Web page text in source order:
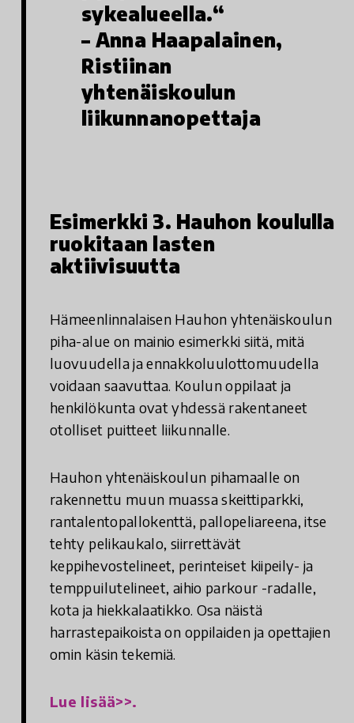
sykealueella.“
– Anna Haapalainen,
Ristiinan
yhtenäiskoulun
liikunnanopettaja
Esimerkki 3. Hauhon koululla
ruokitaan lasten
aktiivisuutta
Hämeenlinnalaisen Hauhon yhtenäiskoulun
piha-alue on mainio esimerkki siitä, mitä
luovuudella ja ennakkoluulottomuudella
voidaan saavuttaa. Koulun oppilaat ja
henkilökunta ovat yhdessä rakentaneet
otolliset puitteet liikunnalle.
Hauhon yhtenäiskoulun pihamaalle on
rakennettu muun muassa skeittiparkki,
rantalentopallokenttä, pallopeliareena, itse
tehty pelikaukalo, siirrettävät
keppihevostelineet, perinteiset kiipeily- ja
temppuilutelineet, aihio parkour -radalle,
kota ja hiekkalaatikko. Osa näistä
harrastepaikoista on oppilaiden ja opettajien
omin käsin tekemiä.
Lue lisää>>.